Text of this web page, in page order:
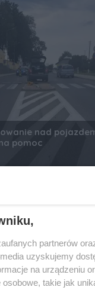
nad
pomoc
partnerów
uzyskujemy
na urządzeniu
takie jak